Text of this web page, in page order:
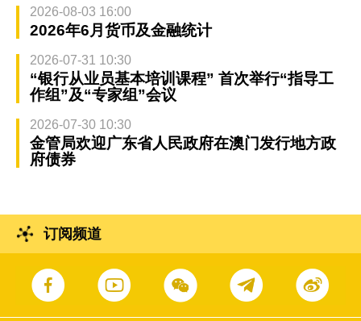
2026-08-03 16:00
2026年6月货币及金融统计
2026-07-31 10:30
“银行从业员基本培训课程” 首次举行“指导工
作组”及“专家组”会议
2026-07-30 10:30
金管局欢迎广东省人民政府在澳门发行地方政
府债券
订阅频道